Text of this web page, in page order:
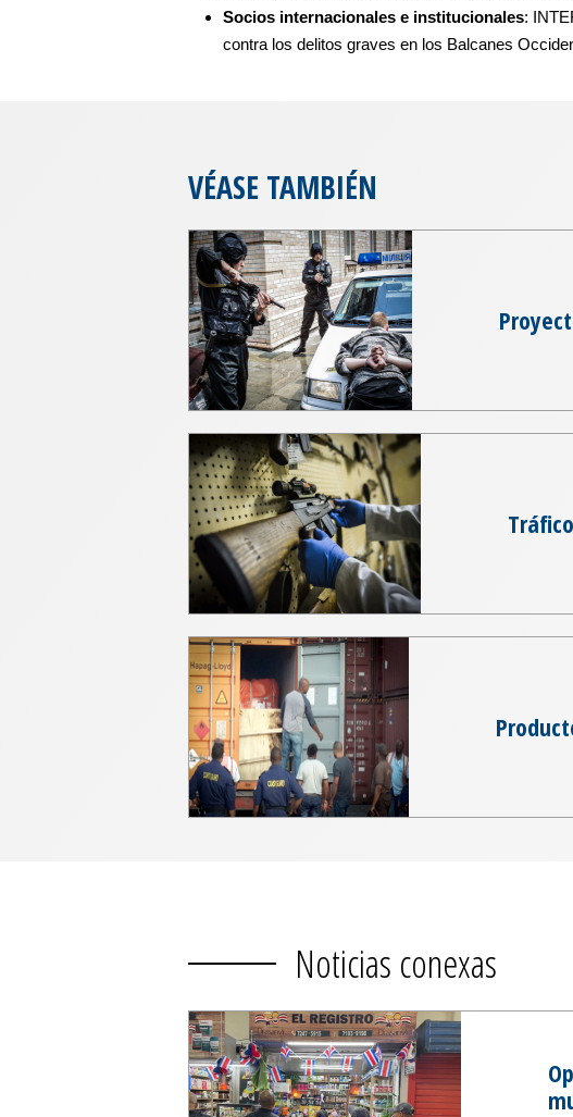
Socios internacionales e institucionales:
contra los delitos graves en los Balcanes
VÉASE TAMBIÉN
Noticias conexas